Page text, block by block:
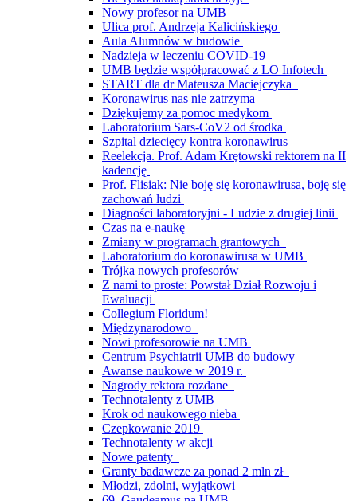
Nowy profesor na UMB
Ulica prof. Andrzeja Kalicińskiego
Aula Alumnów w budowie
Nadzieja w leczeniu COVID-19
UMB będzie współpracować z LO Infotech
START dla dr Mateusza Maciejczyka
Koronawirus nas nie zatrzyma
Dziękujemy za pomoc medykom
Laboratorium Sars-CoV2 od środka
Szpital dziecięcy kontra koronawirus
Reelekcja. Prof. Adam Krętowski rektorem na II
kadencję
Prof. Flisiak: Nie boję się koronawirusa, boję się
zachowań ludzi
Diagności laboratoryjni - Ludzie z drugiej linii
Czas na e-naukę
Zmiany w programach grantowych
Laboratorium do koronawirusa w UMB
Trójka nowych profesorów
Z nami to proste: Powstał Dział Rozwoju i
Ewaluacji
Collegium Floridum!
Międzynarodowo
Nowi profesorowie na UMB
Centrum Psychiatrii UMB do budowy
Awanse naukowe w 2019 r.
Nagrody rektora rozdane
Technotalenty z UMB
Krok od naukowego nieba
Czepkowanie 2019
Technotalenty w akcji
Nowe patenty
Granty badawcze za ponad 2 mln zł
Młodzi, zdolni, wyjątkowi